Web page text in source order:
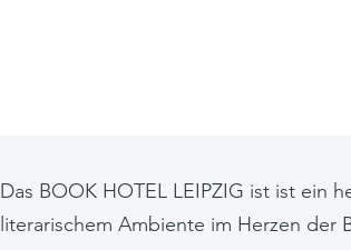
Das BOOK HOTEL LEIPZIG ist ist ein
literarischem Ambiente im Herzen der